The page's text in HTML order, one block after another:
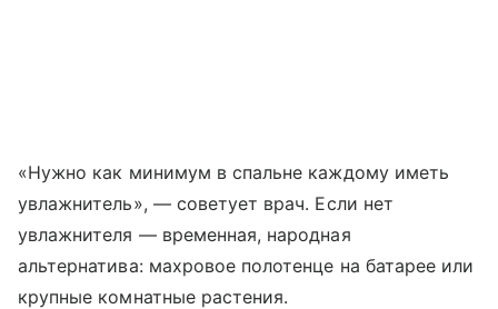
«Нужно как минимум в спальне каждому иметь
увлажнитель», — советует врач. Если нет
увлажнителя — временная, народная
альтернатива: махровое полотенце на батарее или
крупные комнатные растения.